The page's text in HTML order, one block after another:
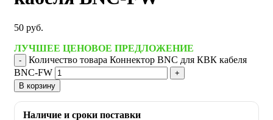
50 руб.
ЛУЧШЕЕ ЦЕНОВОЕ ПРЕДЛОЖЕНИЕ
Количество товара Коннектор BNC для КВК кабеля
BNC-FW
В корзину
Наличие и сроки поставки